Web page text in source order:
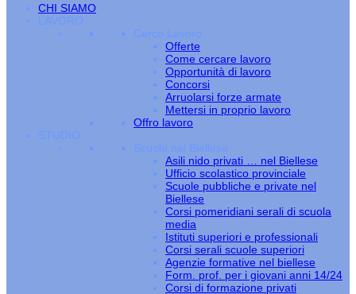
CHI SIAMO
LAVORO
Cerco Lavoro
Offerte
Come cercare lavoro
Opportunità di lavoro
Concorsi
Arruolarsi forze armate
Mettersi in proprio lavoro
Offro lavoro
STUDIO
Scuole nel Biellese
Asili nido privati … nel Biellese
Ufficio scolastico provinciale
Scuole pubbliche e private nel
Biellese
Corsi pomeridiani serali di scuola
media
Istituti superiori e professionali
Corsi serali scuole superiori
Agenzie formative nel biellese
Form. prof. per i giovani anni 14/24
Corsi di formazione privati